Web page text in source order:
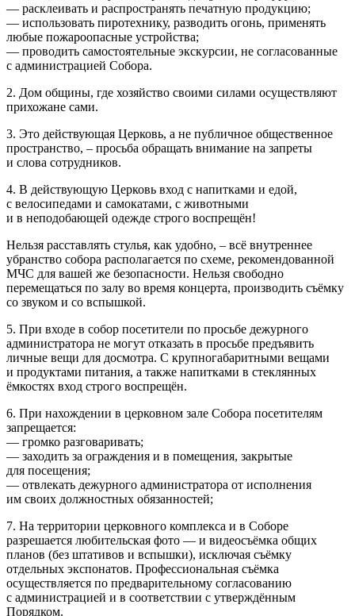
— расклеивать и распространять печатную продукцию;
— использовать пиротехнику, разводить огонь, применять
любые пожароопасные устройства;
— проводить самостоятельные экскурсии, не согласованные
с администрацией Собора.
2. Дом общины, где хозяйство своими силами осуществляют
прихожане сами.
3. Это действующая Церковь, а не публичное общественное
пространство, – просьба обращать внимание на запреты
и слова сотрудников.
4. В действующую Церковь вход с напитками и едой,
с велосипедами и самокатами, с животными
и в неподобающей одежде строго воспрещён!
Нельзя расставлять стулья, как удобно, – всё внутреннее
убранство собора располагается по схеме, рекомендованной
МЧС для вашей же безопасности. Нельзя свободно
перемещаться по залу во время концерта, производить съёмку
со звуком и со вспышкой.
5. При входе в собор посетители по просьбе дежурного
администратора не могут отказать в просьбе предъявить
личные вещи для досмотра. С крупногабаритными вещами
и продуктами питания, а также напитками в стеклянных
ёмкостях вход строго воспрещён.
6. При нахождении в церковном зале Собора посетителям
запрещается:
— громко разговаривать;
— заходить за ограждения и в помещения, закрытые
для посещения;
— отвлекать дежурного администратора от исполнения
им своих должностных обязанностей;
7. На территории церковного комплекса и в Соборе
разрешается любительская фото — и видеосъёмка общих
планов (без штативов и вспышки), исключая съёмку
отдельных экспонатов. Профессиональная съёмка
осуществляется по предварительному согласованию
с администрацией и в соответствии с утверждённым
Порядком.